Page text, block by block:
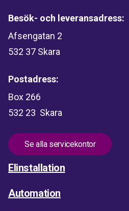
Besök- och leveransadress:
Afsengatan 2
532 37 Skara
Postadress:
Box 266
532 23 Skara
Se alla servicekontor
Elinstallation
Automation